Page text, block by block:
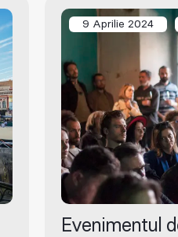
9 Aprilie 2024
Evenimentul